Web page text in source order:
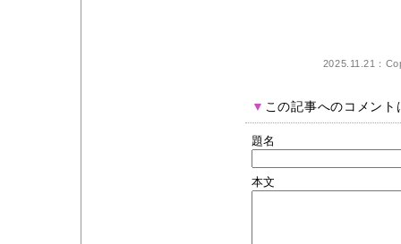
2025.11.21：
▼ この記事へのコメント
題名
本文